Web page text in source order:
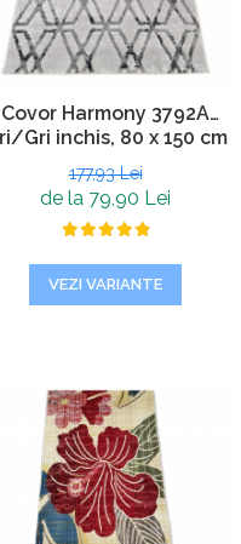
Covor Harmony 3792A
Gri inchis, 80 x 150 cm
177,93 Lei
de la 79,90 Lei
VEZI VARIANTE